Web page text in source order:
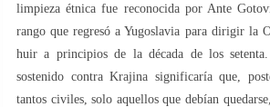
limpieza étnica fue reconocida por Ante
rango que regresó a Yugoslavia para dirigir la
huir a principios de la década de los
sostenido contra Krajina significaría que,
tantos civiles, solo aquellos que debían